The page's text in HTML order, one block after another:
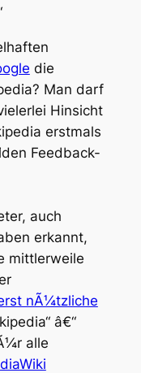
die
Man darf
Hinsicht
erstmals
Feedback-
auch
erkannt,
mittlerweile
nÃ¼tzliche
â€“
alle